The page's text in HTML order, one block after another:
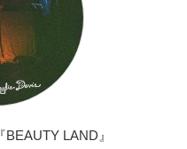
LAND』